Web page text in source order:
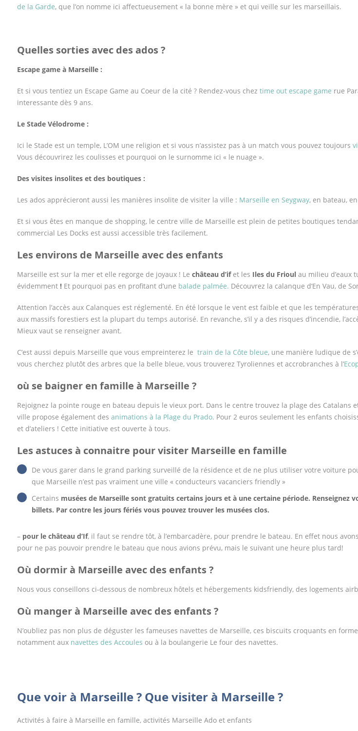
de la Garde, que l’on nomme ici affectueusement « la bonne mère » et qui veille sur les marseillais.
Quelles sorties avec des ados ?
Escape game à Marseille :
Et si vous tentiez un Escape Game au Coeur de la cité ? Rendez-vous chez time out escape game rue
interessante dès 9 ans.
Le Stade Vélodrome :
Ici le Stade est un temple, L’OM une religion et si vous n’assistez pas à un match vous pouvez toujours
Vous découvrirez les coulisses et pourquoi on le surnomme ici « le nuage ».
Des visites insolites et des boutiques :
Les ados apprécieront aussi les manières insolite de visiter la ville : Marseille en Seygway, en bateau,
Et si vous êtes en manque de shopping, le centre ville de Marseille est plein de petites boutiques
commercial Les Docks est aussi accessible très facilement.
Les environs de Marseille avec des enfants
Marseille est sur la mer et elle regorge de joyaux ! Le château d’ifet les Iles du Frioul au milieu d’eaux
évidemment ! Et pourquoi pas en profitant d’une balade palmée. Découvrez la calanque d’En Vau, de
Attention l’accès aux Calanques est réglementé. En été lorsque le vent est faible et que les
aux massifs forestiers est la plupart du temps autorisé. En revanche, s’il y a des risques d’incendie,
Mieux vaut se renseigner avant.
C’est aussi depuis Marseille que vous empreinterez le train de la Côte bleue, une manière ludique de
vous cherchez plutôt des arbres que la belle bleue, vous trouverez Tyroliennes et accrobranches à l’
où se baigner en famille à Marseille ?
Rejoignez la pointe rouge en bateau depuis le vieux port. Dans le centre trouvez la plage des Catalans
ville propose également des animations à la Plage du Prado. Pour 2 euros seulement les enfants
et d’ateliers ! Cette initiative est ouverte à tous.
Les astuces à connaitre pour visiter Marseille en famille
De vous garer dans le grand parking surveillé de la résidence et de ne plus utiliser votre voiture
que Marseille n’est pas vraiment une ville « conducteurs vacanciers friendly »
Certains musées de Marseille sont gratuits certains jours et à une certaine période. Renseignez
billets. Par contre les jours fériés vous pouvez trouver les musées clos.
– pour le château d’If, il faut se rendre tôt, à l’embarcadère, pour prendre le bateau. En effet nous
pour ne pas pouvoir prendre le bateau que nous avions prévu, mais le suivant une heure plus tard!
Où dormir à Marseille avec des enfants ?
Nous vous conseillons ci-dessous de nombreux hôtels et hébergements kidsfriendly, des logements
Où manger à Marseille avec des enfants ?
N’oubliez pas non plus de déguster les fameuses navettes de Marseille, ces biscuits croquants en
notamment aux navettes des Accoules ou à la boulangerie Le four des navettes.
Que voir à Marseille ? Que visiter à Marseille ?
Activités à faire à Marseille en famille, activités Marseille Ado et enfants